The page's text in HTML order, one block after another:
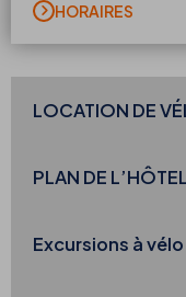
HORAIRES
LOCATION DE
PLAN DE L’HÔTEL
Excursions à vélo